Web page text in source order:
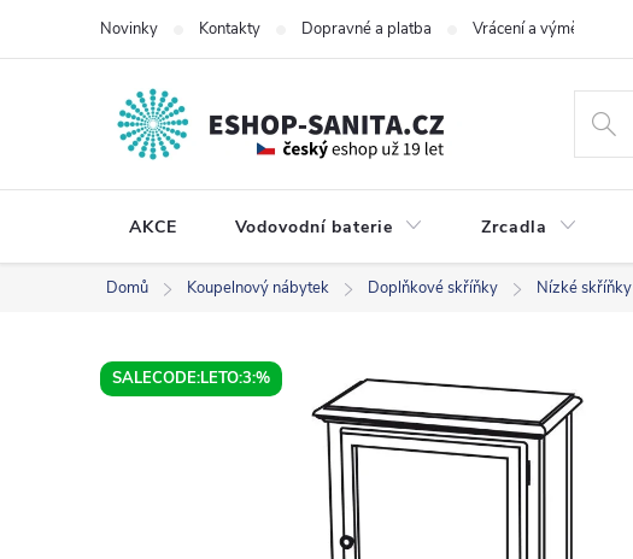
Novinky Kontakty Dopravné a platba Vrácení a výměna zboží
AKCE Vodovodní baterie Zrcadla
Domů Koupelnový nábytek Doplňkové skříňky Nízké skříňky
SALECODE:LETO:3:%